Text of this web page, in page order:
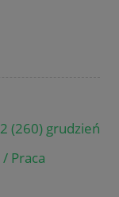
(260) grudzień
Praca